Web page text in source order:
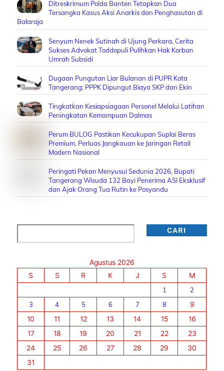
Ditreskrimum Polda Banten Tetapkan Dua
Tersangka Kasus Aksi Anarkis dan Penghasutan di
Balaraja
Senyum Nenek Sutinah di Ujung Perkara, Cerita
Sukses Advokat Toddopuli Pulihkan Hak Korban
Umrah Subsidi
Dugaan Pungutan Liar Bulanan di PUPR Kota
Tangerang: PPPK Dipungut Biaya SKP dan Ekin
Tingkatkan Kesiapsiagaan Personel Melalui Latihan
Peningkatan Kemampuan Dalmas
Perum BULOG Pastikan Kecukupan Suplai Beras
Premium, Perluas Jangkauan ke Jaringan Retail
Modern Nasional
Peringati Pekan Menyusui Sedunia 2026, Bupati
Tangerang Wisuda 132 Bayi Penerima ASI Eksklusif
dan Ajak Orang Tua Rutin ke Posyandu
CARI
Agustus 2026
S
S R K J S
M
1
2
3
4 5 6 7 8
9
10
11 12 13 14 15
16
17
18 19 20 21 22
23
24
25 26 27 28 29
30
31